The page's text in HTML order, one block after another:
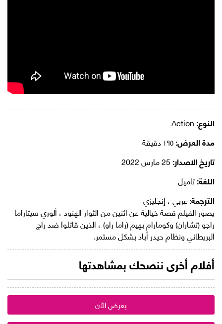
النوع:
مدة العرض:
تاريخ الاصدار:
اللغة:تاميل
الترجمة:عربي ، إنجليزي
يصور الفيلم قصة خيالية عن اثنين من الثوار الهنود ، ألوري سيتاراما
راجو (تشاران) وكومارام بهيم (راما راو) ، الذين قاتلوا ضد راج
البريطاني ونظام حيدر أباد بشكل مستمر.
أفلام أخرى ننصحك بمشاهدتها
يعرض الآن